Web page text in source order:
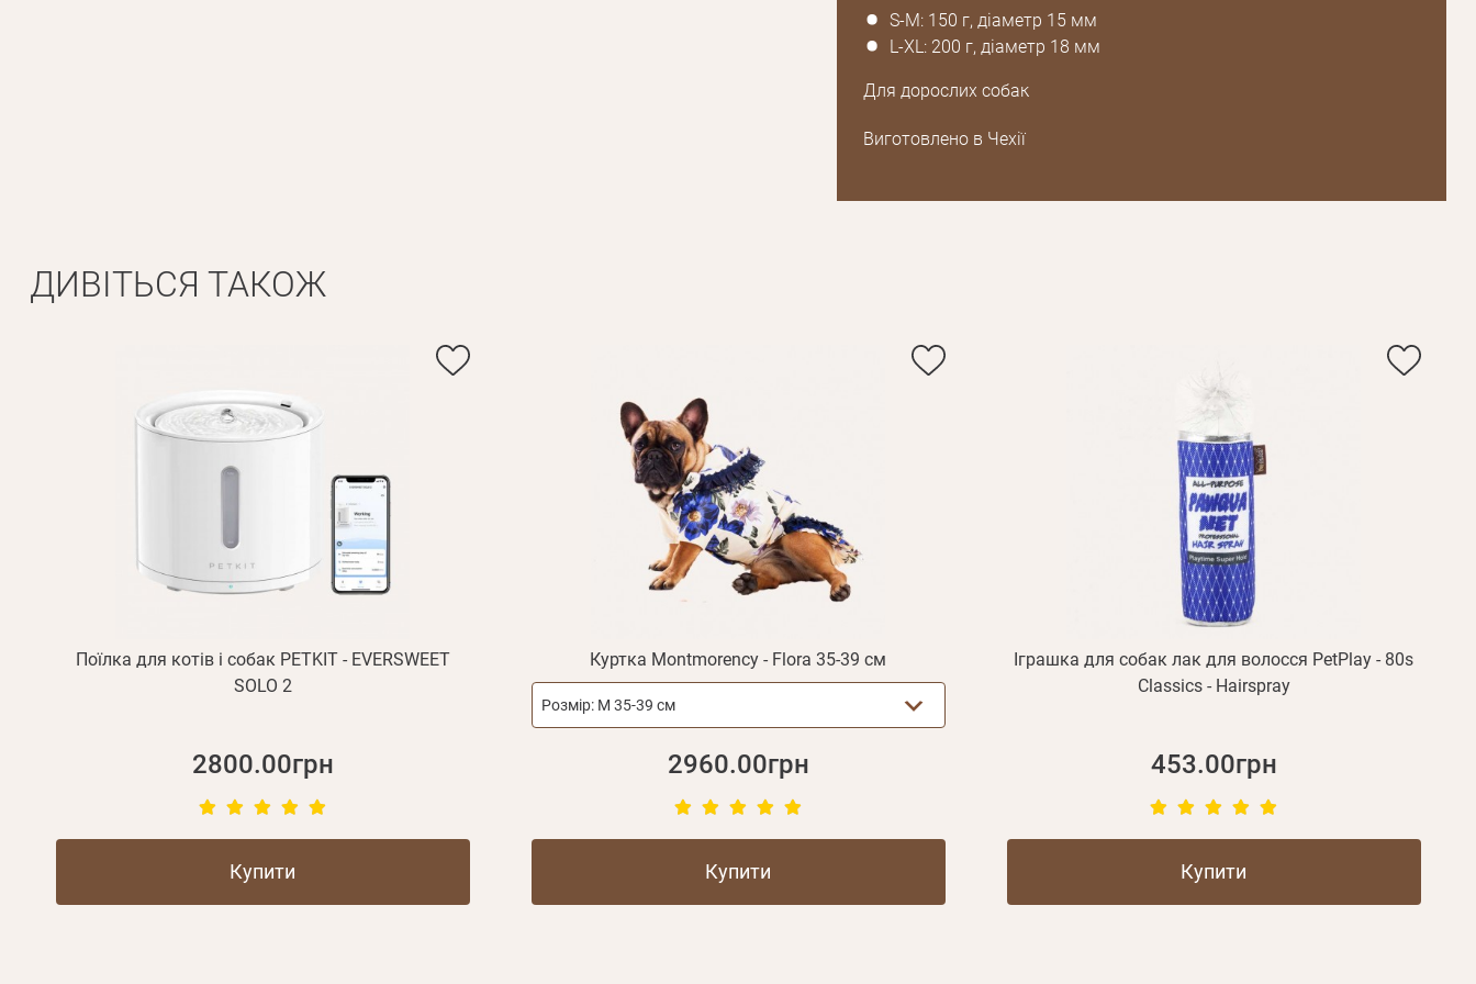
S-M: 150 г, діаметр 15 мм
L-XL: 200 г, діаметр 18 мм
Для дорослих собак
Виготовлено в Чехії
ДИВІТЬСЯ ТАКОЖ
Поїлка для котів і собак PETKIT - EVERSWEET
SOLO 2
2800.00грн
Купити
Куртка Montmorency - Flora 35-39 см
Розмір: M 35-39 см
2960.00грн
Купити
Іграшка для собак лак для волосся PetPlay - 80s
Classics - Hairspray
453.00грн
Купити